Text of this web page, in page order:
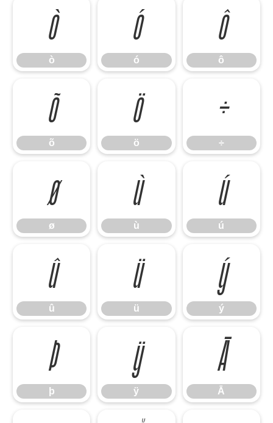
ò
ò
ó
ó
ô
ô
õ
õ
ö
ö
÷
÷
ø
ø
ù
ù
ú
ú
û
û
ü
ü
ý
ý
þ
þ
ÿ
ÿ
Ā
Ā